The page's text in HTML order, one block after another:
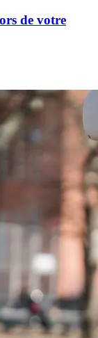
de votre